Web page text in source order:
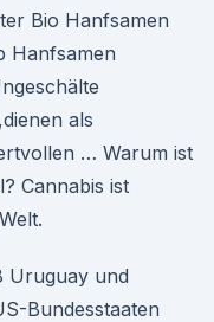
Bio Hanfsamen
Hanfsamen
als
… Warum ist
Cannabis ist
Uruguay und
Bundesstaaten